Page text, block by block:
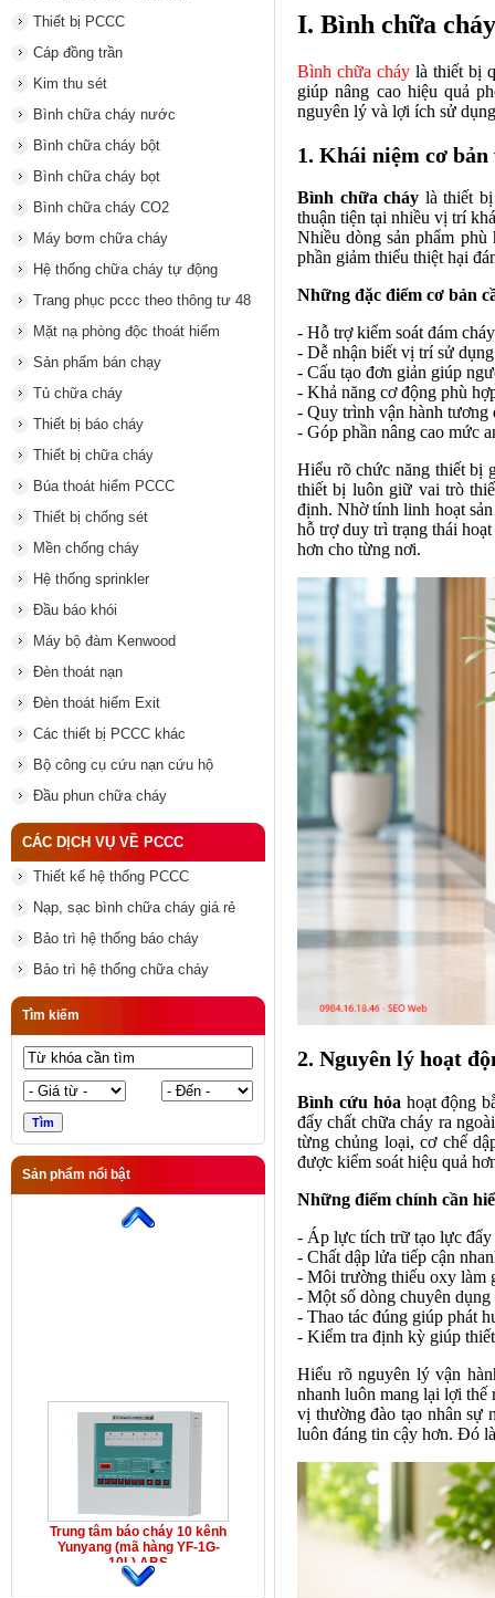
Thiết bị PCCC
Cáp đồng trần
Kim thu sét
Bình chữa cháy nước
Bình chữa cháy bột
Bình chữa cháy bọt
Bình chữa cháy CO2
Máy bơm chữa cháy
Hệ thống chữa cháy tự động
Trang phục pccc theo thông tư 48
Mặt nạ phòng độc thoát hiểm
Sản phẩm bán chạy
Tủ chữa cháy
Thiết bị báo cháy
Thiết bị chữa cháy
Búa thoát hiểm PCCC
Thiết bị chống sét
Mền chống cháy
Hệ thống sprinkler
Đầu báo khói
Máy bộ đàm Kenwood
Đèn thoát nạn
Đèn thoát hiểm Exit
Các thiết bị PCCC khác
Bộ công cụ cứu nạn cứu hộ
Đầu phun chữa cháy
CÁC DỊCH VỤ VỀ PCCC
Thiết kế hệ thống PCCC
Nạp, sạc bình chữa cháy giá rẻ
Bảo trì hệ thống báo cháy
Bảo trì hệ thống chữa cháy
Tìm kiếm
Sản phẩm nổi bật
Trung tâm báo cháy 10 kênh
Yunyang (mã hàng YF-1G-
10L) ABS
Yunyang (mã hàng YF-1G-
10L) ABS
Trung tâm báo cháy 10 kênh
Yunyang (mã hàng YF-1G-
10L) ABS
I. Bình chữa
Bình chữa cháylà thiết bị
giúp nâng cao hiệu quả
nguyên lý và lợi ích sử
1. Khái niệm cơ
Bình chữa cháy là thiết
thuận tiện tại nhiều vị trí
Nhiều dòng sản phẩm
phần giảm thiểu thiệt hại
Những đặc điểm cơ bản
- Hỗ trợ kiểm soát đám
- Dễ nhận biết vị trí sử
- Cấu tạo đơn giản giúp
- Khả năng cơ động phù
- Quy trình vận hành tương
- Góp phần nâng cao mức
Hiểu rõ chức năng thiết bị
thiết bị luôn giữ vai trò
định. Nhờ tính linh hoạt
hỗ trợ duy trì trạng thái
hơn cho từng nơi.
2. Nguyên lý hoạt
Bình cứu hỏa hoạt động
đẩy chất chữa cháy ra
từng chủng loại, cơ chế
được kiểm soát hiệu quả
Những điểm chính cần
- Áp lực tích trữ tạo lực đẩy
- Chất dập lửa tiếp cận
- Môi trường thiếu oxy làm
- Một số dòng chuyên
- Thao tác đúng giúp phát
- Kiểm tra định kỳ giúp
Hiểu rõ nguyên lý vận
nhanh luôn mang lại lợi thế
vị thường đào tạo nhân sự
luôn đáng tin cậy hơn. Đó